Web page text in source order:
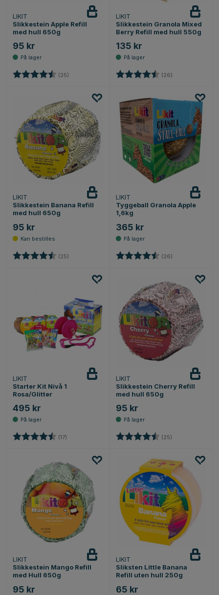
LIKIT
Slikkestein Apple Refill
med hull 650g
95 kr
Karakter: (25)
LIKIT
Slikkestein Granola Mixed
Berry Refill med hull 550g
135 kr
Karakter: (26)
LIKIT
Slikkestein Banana Refill
med hull 650g
95 kr
Karakter: (25)
LIKIT
Tyggeball Granola Apple
1,6kg
365 kr
Karakter: (26)
LIKIT
Starter Kit Nivå 1
Rosa/Glitter
495 kr
Karakter: (17)
LIKIT
Slikkestein Cherry Refill
med hull 650g
95 kr
Karakter: (25)
LIKIT
Slikkestein Mango Refill
med Hull 650g
95 kr
LIKIT
Sliksten Little Banana
Refill uten hull 250g
65 kr